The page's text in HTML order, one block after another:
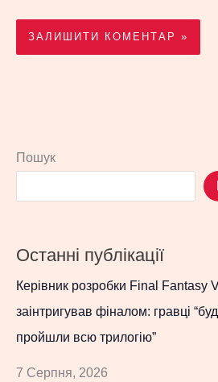
Пошук
Останні публікації
Керівник розробки Final Fantasy
заінтригував фіналом: гравці
пройшли всю трилогію”
7 Серпня, 2026